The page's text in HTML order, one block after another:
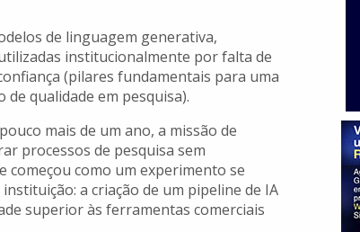
de linguagem generativa,
institucionalmente por falta de
(pilares fundamentais para uma
qualidade em pesquisa).
mais de um ano, a missão de
processos de pesquisa sem
começou como um experimento se
a criação de um pipeline de IA
superior às ferramentas comerciais